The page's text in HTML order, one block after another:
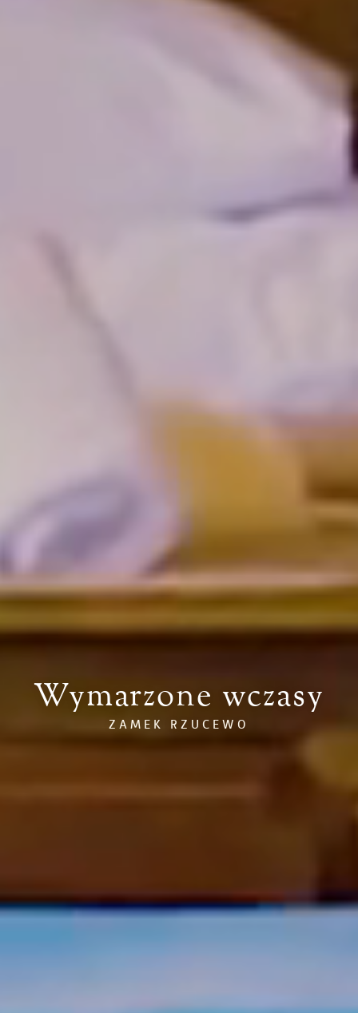
Wymarzone wczasy
ZAMEK RZUCEWO